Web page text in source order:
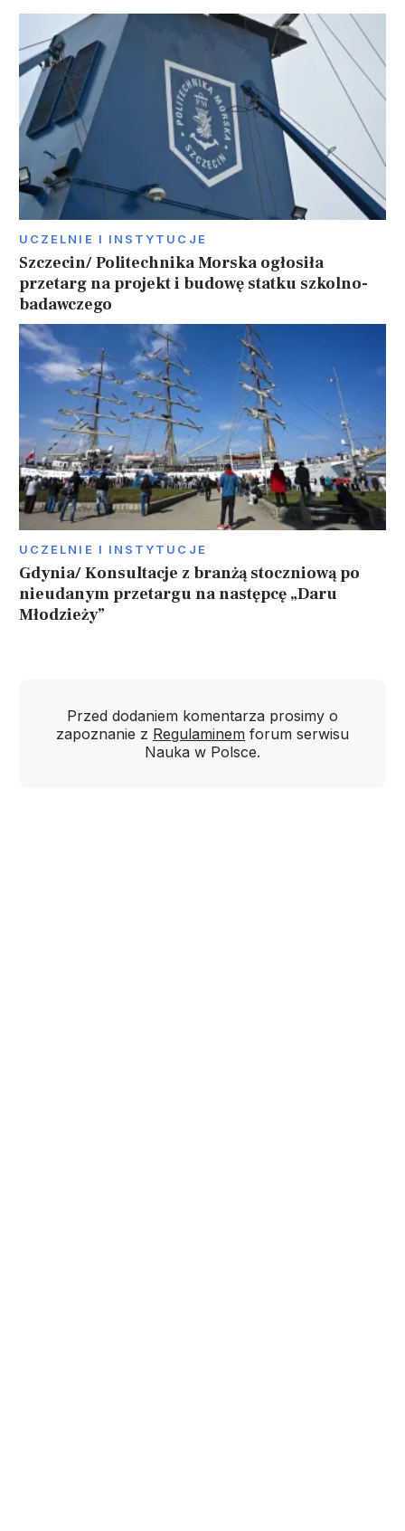
UCZELNIE I INSTYTUCJE
Szczecin/ Politechnika Morska ogłosiła
przetarg na projekt i budowę statku szkolno-
badawczego
UCZELNIE I INSTYTUCJE
Gdynia/ Konsultacje z branżą stoczniową po
nieudanym przetargu na następcę „Daru
Młodzieży”
Przed dodaniem komentarza prosimy o
zapoznanie z Regulaminem forum serwisu
Nauka w Polsce.